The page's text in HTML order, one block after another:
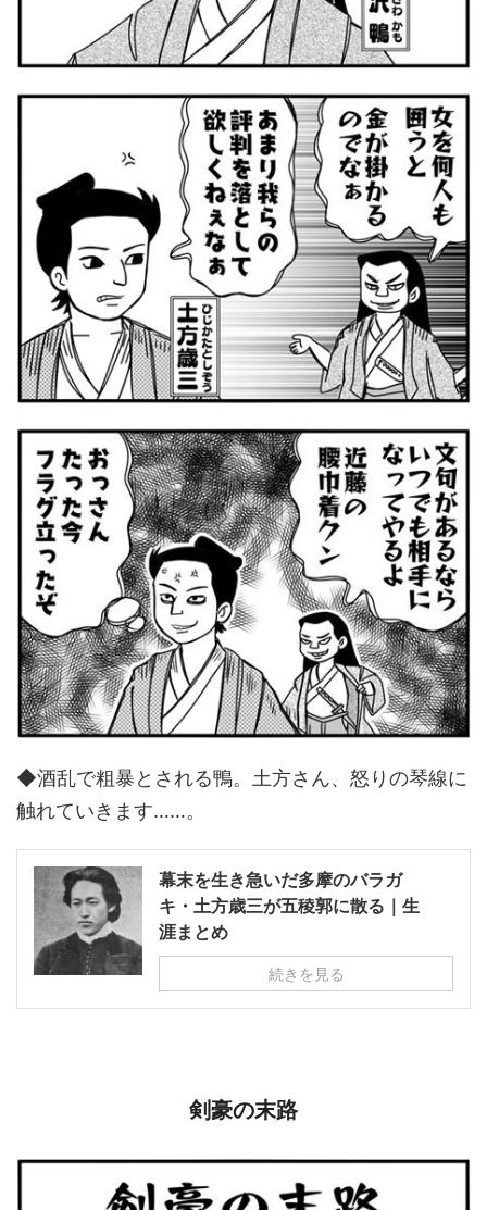
◆酒乱で粗暴とされる鴨。土方さん、怒りの琴線に
触れていきます……。
幕末を生き急いだ多摩のバラガ
キ・土方歳三が五稜郭に散る｜生
涯まとめ
続きを見る
剣豪の末路